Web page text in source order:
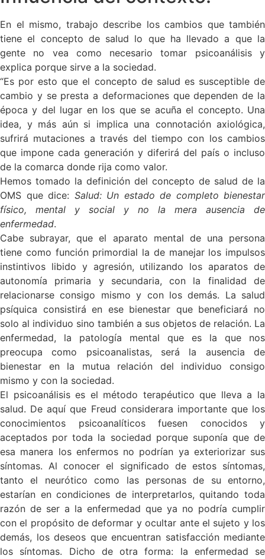
En el mismo, trabajo describe los cambios que también
tiene el concepto de salud lo que ha llevado a que la
gente no vea como necesario tomar psicoanálisis y
explica porque sirve a la sociedad.
“Es por esto que el concepto de salud es susceptible de
cambio y se presta a deformaciones que dependen de la
época y del lugar en los que se acuña el concepto. Una
idea, y más aún si implica una connotación axiológica,
sufrirá mutaciones a través del tiempo con los cambios
que impone cada generación y diferirá del país o incluso
de la comarca donde rija como valor.
Hemos tomado la definición del concepto de salud de la
OMS que dice: Salud: Un estado de completo bienestar
físico, mental y social y no la mera ausencia de
enfermedad.
Cabe subrayar, que el aparato mental de una persona
tiene como función primordial la de manejar los impulsos
instintivos libido y agresión, utilizando los aparatos de
autonomía primaria y secundaria, con la finalidad de
relacionarse consigo mismo y con los demás. La salud
psíquica consistirá en ese bienestar que beneficiará no
solo al individuo sino también a sus objetos de relación. La
enfermedad, la patología mental que es la que nos
preocupa como psicoanalistas, será la ausencia de
bienestar en la mutua relación del individuo consigo
mismo y con la sociedad.
El psicoanálisis es el método terapéutico que lleva a la
salud. De aquí que Freud considerara importante que los
conocimientos psicoanalíticos fuesen conocidos y
aceptados por toda la sociedad porque suponía que de
esa manera los enfermos no podrían ya exteriorizar sus
síntomas. Al conocer el significado de estos síntomas,
tanto el neurótico como las personas de su entorno,
estarían en condiciones de interpretarlos, quitando toda
razón de ser a la enfermedad que ya no podría cumplir
con el propósito de deformar y ocultar ante el sujeto y los
demás, los deseos que encuentran satisfacción mediante
los síntomas. Dicho de otra forma: la enfermedad se